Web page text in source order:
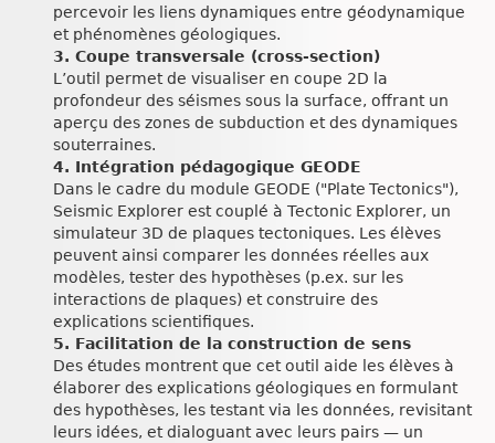
percevoir les liens dynamiques entre géodynamique
et phénomènes géologiques.
3. Coupe transversale (cross-section)
L’outil permet de visualiser en coupe 2D la
profondeur des séismes sous la surface, offrant un
aperçu des zones de subduction et des dynamiques
souterraines.
4. Intégration pédagogique GEODE
Dans le cadre du module GEODE ("Plate Tectonics"),
Seismic Explorer est couplé à Tectonic Explorer, un
simulateur 3D de plaques tectoniques. Les élèves
peuvent ainsi comparer les données réelles aux
modèles, tester des hypothèses (p.ex. sur les
interactions de plaques) et construire des
explications scientifiques.
5. Facilitation de la construction de sens
Des études montrent que cet outil aide les élèves à
élaborer des explications géologiques en formulant
des hypothèses, les testant via les données, revisitant
leurs idées, et dialoguant avec leurs pairs — un